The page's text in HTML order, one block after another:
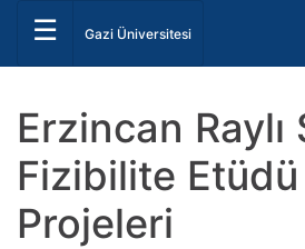
☰ Gazi Üniversitesi
Erzincan Raylı
Fizibilite
Projeleri